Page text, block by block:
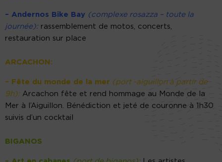
– Andernos Bike Bay (complexe rosazza – toute la
journée): rassemblement de motos, concerts,
restauration sur place
ARCACHON:
– Fête du monde de la mer (port -aiguillon à partir de
9h):Arcachon fête et rend hommage au Monde de la
Mer à l’Aiguillon. Bénédiction et jeté de couronne à 1h30
suivis d’un cocktail
BIGANOS